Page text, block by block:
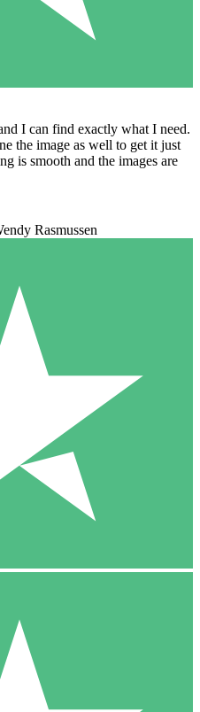
I can find exactly what I need.
the image as well to get it just
is smooth and the images are
Rasmussen